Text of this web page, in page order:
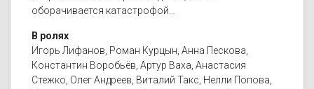
оборачивается катастрофой…
В ролях
Игорь Лифанов, Роман Курцын, Анна Пескова,
Константин Воробьёв, Артур Ваха, Анастасия
Стежко, Олег Андреев, Виталий Такс, Нелли Попова,